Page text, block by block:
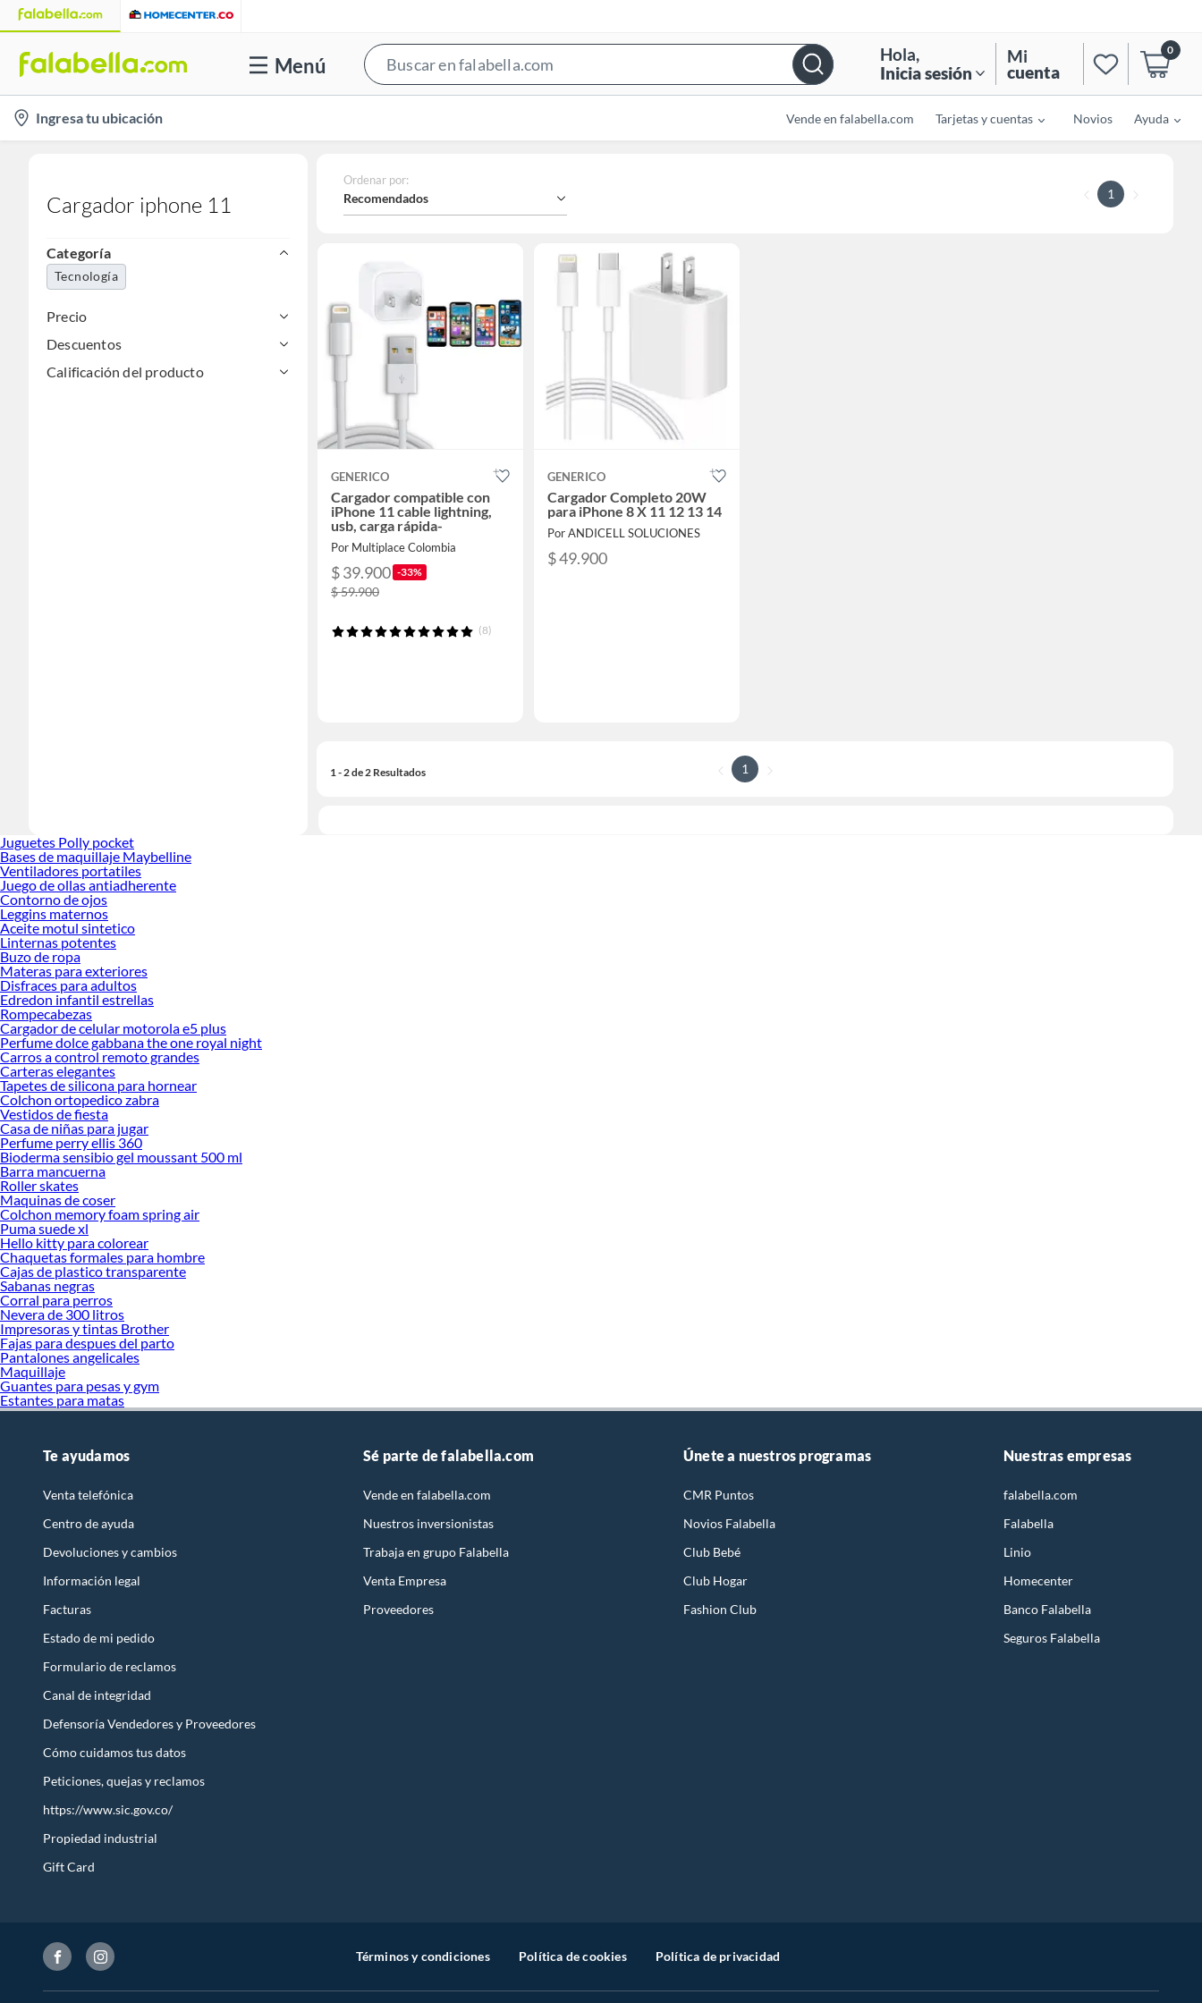
Menú
Bar
Hola,
Inicia sesión
Mi
cuenta
0
location-
icon
Ingresa tu ubicación Vende en falabella.com Tarjetas y cuentas Novios Ayuda
Cargador iphone 11
Categoría
Tecnología
Precio
Descuentos
Calificación del producto
Ordenar por:
Recomendados 1
GENERICO
Cargador compatible con
iPhone 11 cable lightning,
usb, carga rápida-
Por Multiplace Colombia
$ 39.900 -33%
$ 59.900
(8)
GENERICO
Cargador Completo 20W
para iPhone 8 X 11 12 13 14
Por ANDICELL SOLUCIONES
$ 49.900
1 - 2 de 2 Resultados 1
Juguetes Polly pocket
Bases de maquillaje Maybelline
Ventiladores portatiles
Juego de ollas antiadherente
Contorno de ojos
Leggins maternos
Aceite motul sintetico
Linternas potentes
Buzo de ropa
Materas para exteriores
Disfraces para adultos
Edredon infantil estrellas
Rompecabezas
Cargador de celular motorola e5 plus
Perfume dolce gabbana the one royal night
Carros a control remoto grandes
Carteras elegantes
Tapetes de silicona para hornear
Colchon ortopedico zabra
Vestidos de fiesta
Casa de niñas para jugar
Perfume perry ellis 360
Bioderma sensibio gel moussant 500 ml
Barra mancuerna
Roller skates
Maquinas de coser
Colchon memory foam spring air
Puma suede xl
Hello kitty para colorear
Chaquetas formales para hombre
Cajas de plastico transparente
Sabanas negras
Corral para perros
Nevera de 300 litros
Impresoras y tintas Brother
Fajas para despues del parto
Pantalones angelicales
Maquillaje
Guantes para pesas y gym
Estantes para matas
Te ayudamos
Venta telefónica
Centro de ayuda
Devoluciones y cambios
Información legal
Facturas
Estado de mi pedido
Formulario de reclamos
Canal de integridad
Defensoría Vendedores y Proveedores
Cómo cuidamos tus datos
Peticiones, quejas y reclamos
https://www.sic.gov.co/
Propiedad industrial
Gift Card
Sé parte de falabella.com
Vende en falabella.com
Nuestros inversionistas
Trabaja en grupo Falabella
Venta Empresa
Proveedores
Únete a nuestros programas
CMR Puntos
Novios Falabella
Club Bebé
Club Hogar
Fashion Club
Nuestras empresas
falabella.com
Falabella
Linio
Homecenter
Banco Falabella
Seguros Falabella
Términos y condiciones Política de cookies Política de privacidad